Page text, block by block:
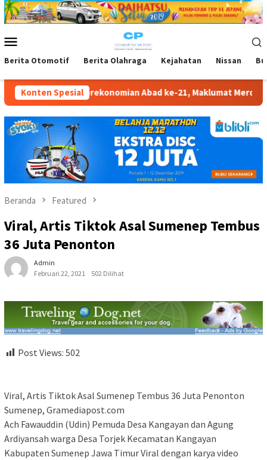
Loncat
ke
Mobile
Berita Otomotif Berita Olahraga Kejahatan Nissan
Konten Spesial
Abad ke-21, Maklumat Merdeka Barat, dan Jalan
Beranda Featured
Viral, Artis Tiktok Asal Sumenep Tembus
36 Juta Penonton
Admin
Februari 22, 2021
502 Dilihat
Post Views: 502
Viral, Artis Tiktok Asal Sumenep Tembus 36 Juta Penonton
Sumenep, Gramediapost.com
Ach Fawauddin (Udin) Pemuda Desa Kangayan dan Agung
Ardiyansah warga Desa Torjek Kecamatan Kangayan
Kabupaten Sumenep Jawa Timur Viral dengan karya video